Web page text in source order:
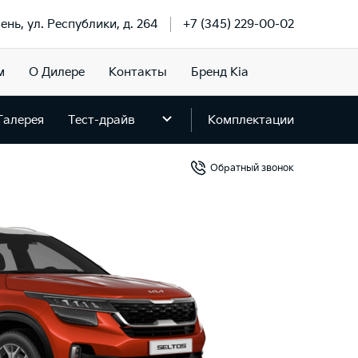
ул. Республики, д. 264 +7 (345) 229-00-02
О Дилере Контакты Бренд Kia
Тест-драйв Комплектации
Обратный звонок